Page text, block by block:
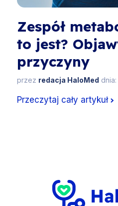
Zespół
to jest?
przyczyny
przez redacja HaloMed
Przeczytaj cały artykuł